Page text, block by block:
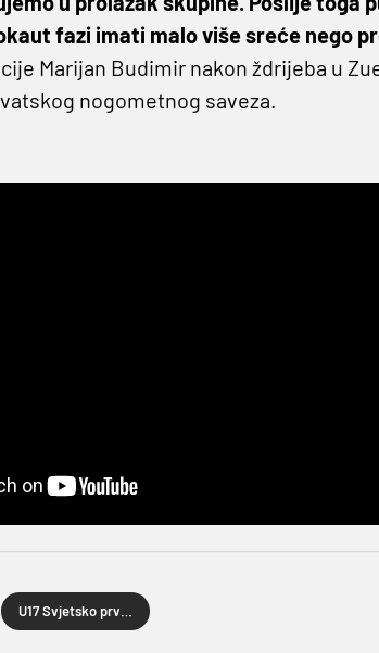
fazi imati malo više sreće nego
Marijan Budimir nakon ždrijeba u
nogometnog saveza.
U17 Svjetsko prvenstvo u nogometu